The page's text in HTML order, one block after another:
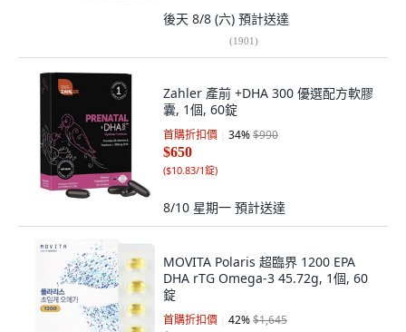
後天 8/8 (六) 預計送達
(1901)
Zahler 產前 +DHA 300 優選配方軟膠
囊, 1個, 60錠
首購折扣價 34%$990
$650
($10.83/1錠)
8/10 星期一 預計送達
MOVITA Polaris 超臨界 1200 EPA
DHA rTG Omega-3 45.72g, 1個, 60
錠
首購折扣價 42%$1,645